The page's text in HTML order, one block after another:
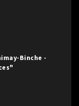
Binche -